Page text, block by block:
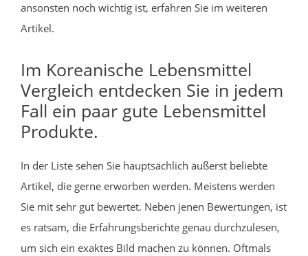
ansonsten noch wichtig ist, erfahren Sie im weiteren
Artikel.
Im Koreanische Lebensmittel
Vergleich entdecken Sie in jedem
Fall ein paar gute Lebensmittel
Produkte.
In der Liste sehen Sie hauptsächlich äußerst beliebte
Artikel, die gerne erworben werden. Meistens werden
Sie mit sehr gut bewertet. Neben jenen Bewertungen, ist
es ratsam, die Erfahrungsberichte genau durchzulesen,
um sich ein exaktes Bild machen zu können. Oftmals